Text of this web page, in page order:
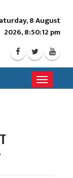
8 August
2026, 8:50:14 pm
Toggle